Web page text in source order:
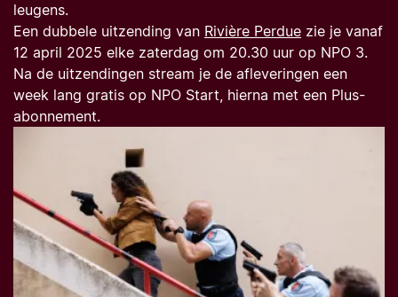
leugens.
Een dubbele uitzending van Rivière Perdue zie je vanaf
12 april 2025 elke zaterdag om 20.30 uur op NPO 3.
Na de uitzendingen stream je de afleveringen een
week lang gratis op NPO Start, hierna met een Plus-
abonnement.